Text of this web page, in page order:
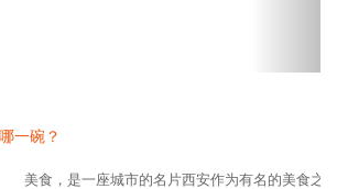
一碗？
美食，是一座城市的名片西安作为有名的美食之